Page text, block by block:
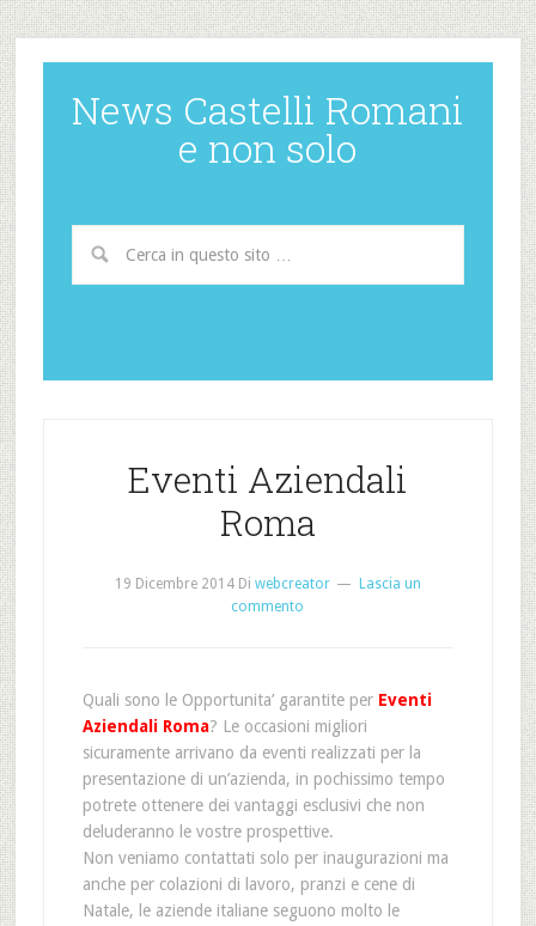
News Castelli Romani
e non solo
Eventi Aziendali
Roma
19 Dicembre 2014Di webcreator
Lascia un
commento
Quali sono le Opportunita’ garantite per Eventi
Aziendali Roma? Le occasioni migliori
sicuramente arrivano da eventi realizzati per la
presentazione di un’azienda, in pochissimo tempo
potrete ottenere dei vantaggi esclusivi che non
deluderanno le vostre prospettive.
Non veniamo contattati solo per inaugurazioni ma
anche per colazioni di lavoro, pranzi e cene di
Natale, le aziende italiane seguono molto le